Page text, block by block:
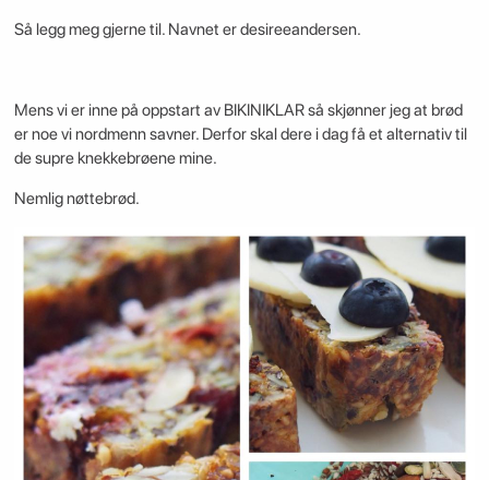
Så legg meg gjerne til. Navnet er desireeandersen.
Mens vi er inne på oppstart av BIKINIKLAR så skjønner jeg at brød
er noe vi nordmenn savner. Derfor skal dere i dag få et alternativ til
de supre knekkebrøene mine.
Nemlig nøttebrød.